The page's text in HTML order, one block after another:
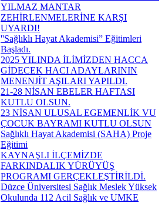
YILMAZ MANTAR
ZEHİRLENMELERİNE KARŞI
UYARDI!
''Sağlıklı Hayat Akademisi” Eğitimleri
Başladı.
2025 YILINDA İLİMİZDEN HACCA
GİDECEK HACI ADAYLARININ
MENENJİT AŞILARI YAPILDI.
21-28 NİSAN EBELER HAFTASI
KUTLU OLSUN.
23 NİSAN ULUSAL EGEMENLİK VU
ÇOCUK BAYRAMI KUTLU OLSUN
Sağlıklı Hayat Akademisi (SAHA) Proje
Eğitimi
KAYNAŞLI İLÇEMİZDE
FARKINDALIK YÜRÜYÜŞ
PROGRAMI GERÇEKLEŞTİRİLDİ.
Düzce Üniversitesi Sağlık Meslek Yüksek
Okulunda 112 Acil Sağlık ve UMKE